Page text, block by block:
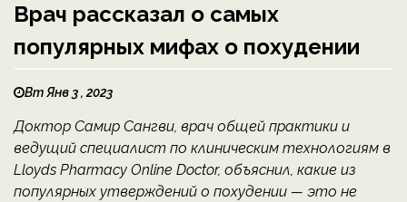
Врач рассказал о самых
популярных мифах о похудении
Вт Янв 3 , 2023
Доктор Самир Сангви, врач общей практики и
ведущий специалист по клиническим технологиям в
Lloyds Pharmacy Online Doctor, объяснил, какие из
популярных утверждений о похудении — это не